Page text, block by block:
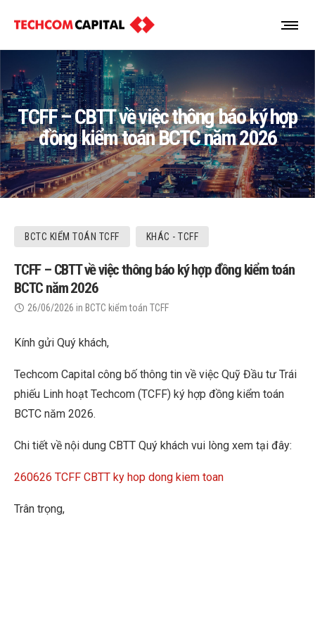
TCFF – CBTT về việc thông báo ký hợp
đồng kiểm toán BCTC năm 2026
BCTC KIỂM TOÁN TCFF KHÁC - TCFF
TCFF – CBTT về việc thông báo ký hợp đồng kiểm toán
BCTC năm 2026
26/06/2026 in BCTC kiểm toán TCFF
Kính gửi Quý khách,
Techcom Capital công bố thông tin về việc Quỹ Đầu tư Trái
phiếu Linh hoạt Techcom (TCFF) ký hợp đồng kiểm toán
BCTC năm 2026.
Chi tiết về nội dung CBTT Quý khách vui lòng xem tại đây:
260626 TCFF CBTT ky hop dong kiem toan
Trân trọng,